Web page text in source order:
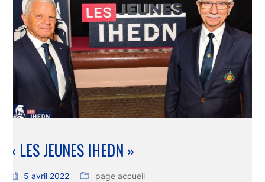
« LES JEUNES IHEDN »
5 avril 2022 page accueil